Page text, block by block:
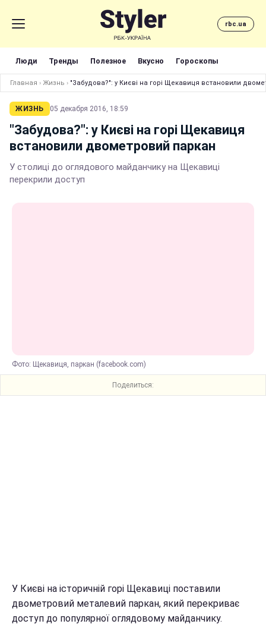
rbc.ua
Люди Тренды Полезное Вкусно Гороскопы
Главная › Жизнь › "Забудова?": у Києві на горі Щекавиця встановили
ЖИЗНЬ 05 декабря 2016, 18:59
"Забудова?": у Києві на горі Щекавиця
встановили двометровий паркан
У столиці до оглядового майданчику на Щекавиці
перекрили доступ
Фото: Щекавиця, паркан (facebook.com)
Поделиться:
У Києві на історичній горі Щекавиці поставили
двометровий металевий паркан, який перекриває
доступ до популярної оглядовому майданчику.